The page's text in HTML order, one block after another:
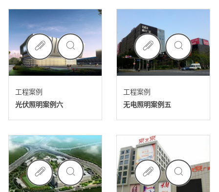
工程案例
光伏照明案例六
工程案例
无电照明案例五